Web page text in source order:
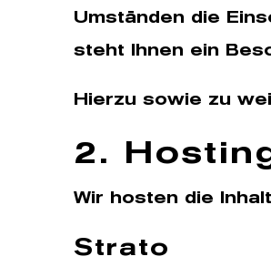
Umständen die
steht Ihnen ein
Hierzu sowie zu
2.
Wir hosten die
Strato